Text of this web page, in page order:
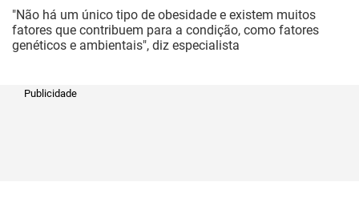
"Não há um único tipo de obesidade e existem muitos
fatores que contribuem para a condição, como fatores
genéticos e ambientais", diz especialista
Publicidade